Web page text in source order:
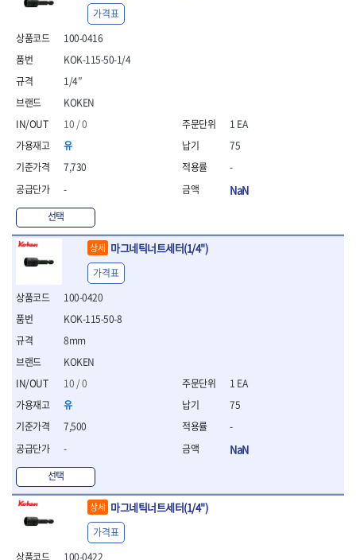
- 전정톱
- 목공톱
- 고지톱
- 다목적가위
- 안전커터칼
- 휠메저
- 마킹
연마용품
- 조줄
- 조줄세트
- 판금줄홀더
공구함.공구집
- 탑체스터
- 플라스틱이동공구함
- 공구통
- 공구가방
기타 작업공구
- 헤라
- 케이스
- 핀
100-0416
KOKEN
10 / 0
유
7,730
-
선택
KOK-115-50-1/4
1/4″
가격표
1 EA
75
-
NaN
상세 마그네틱너트세터(1/4")
100-0420
KOKEN
10 / 0
유
7,500
-
선택
KOK-115-50-8
8mm
가격표
1 EA
75
-
NaN
상세 마그네틱너트세터(1/4")
100-0422
가격표